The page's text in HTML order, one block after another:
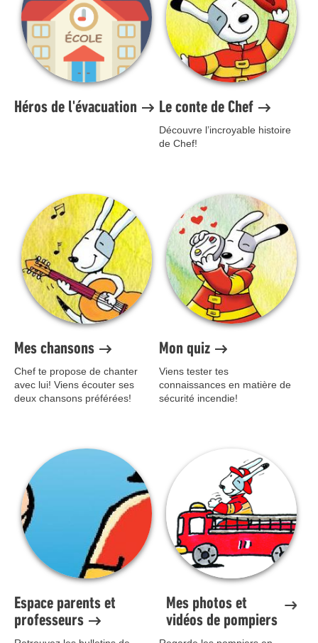
Héros de l'évacuation Le conte de Chef
Découvre l’incroyable histoire
de Chef!
Mes chansons
Chef te propose de chanter
avec lui! Viens écouter ses
deux chansons préférées!
Mon quiz
Viens tester tes
connaissances en matière de
sécurité incendie!
Espace parents et
professeurs
Mes photos et
vidéos de pompiers